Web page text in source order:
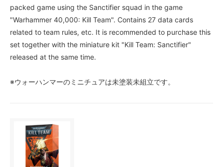
packed game using the Sanctifier squad in the game
"Warhammer 40,000: Kill Team". Contains 27 data cards
related to team rules, etc. It is recommended to purchase this
set together with the miniature kit "Kill Team: Sanctifier"
released at the same time.
※ウォーハンマーのミニチュアは未塗装未組立です。